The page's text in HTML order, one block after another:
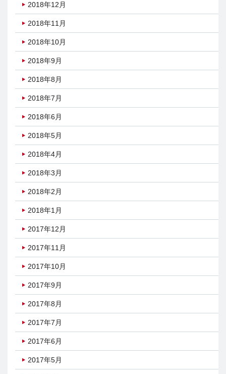
2018年12月
2018年11月
2018年10月
2018年9月
2018年8月
2018年7月
2018年6月
2018年5月
2018年4月
2018年3月
2018年2月
2018年1月
2017年12月
2017年11月
2017年10月
2017年9月
2017年8月
2017年7月
2017年6月
2017年5月